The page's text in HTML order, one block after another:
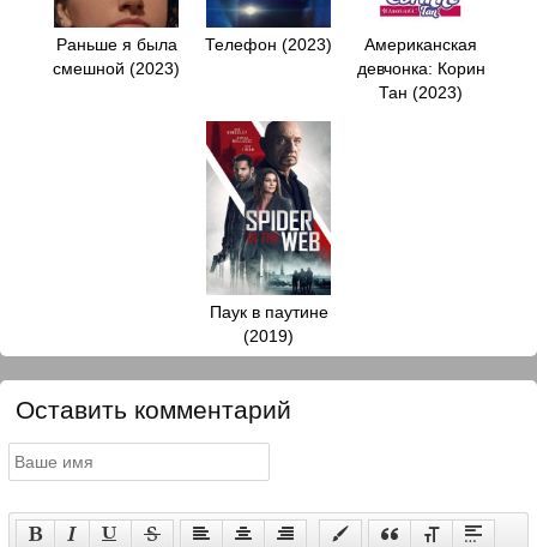
Раньше я была
смешной (2023)
Телефон (2023)
Американская
девчонка: Корин
Тан (2023)
Паук в паутине
(2019)
Оставить комментарий